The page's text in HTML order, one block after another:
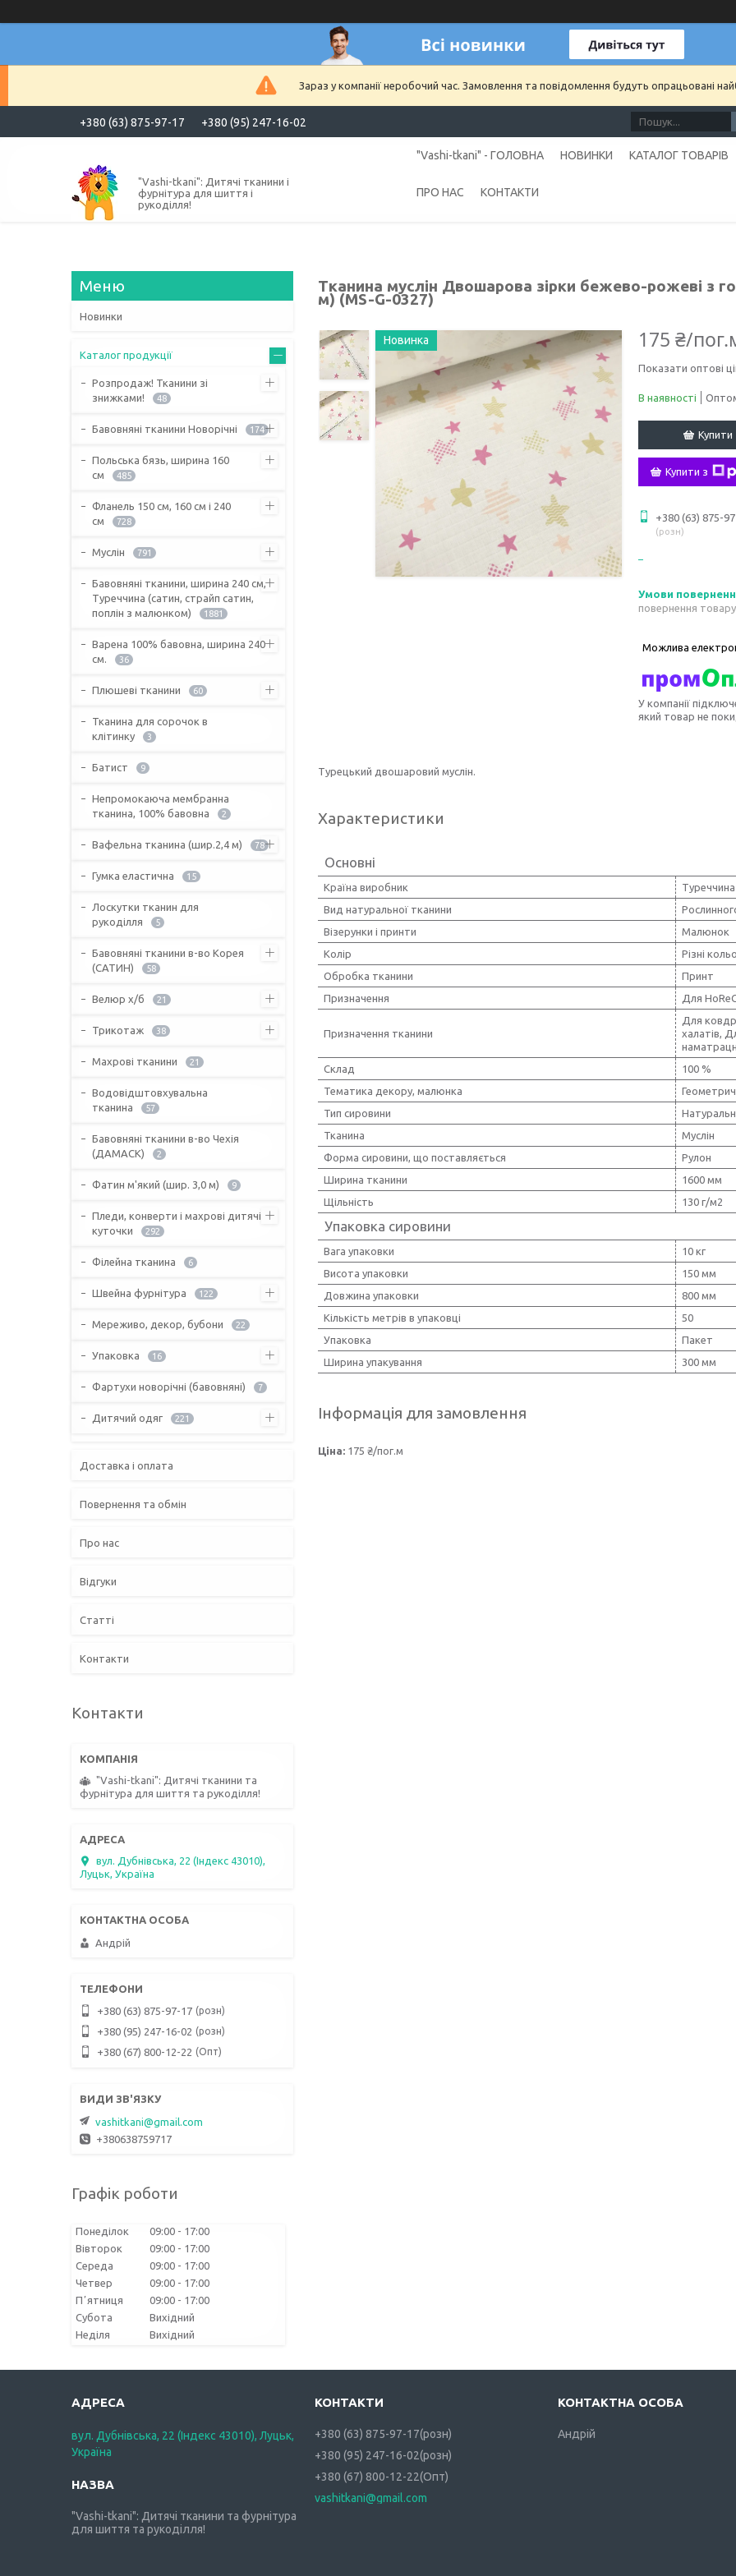
Зараз у компанії неробочий час. Замовлення та повідомлення будуть опрацьовані
+380 (63) 875-97-17 +380 (95) 247-16-02
"Vashi-tkani": Дитячі тканини і
фурнітура для шиття і
рукоділля!
"Vashi-tkani" - ГОЛОВНА НОВИНКИ КАТАЛОГ ТОВАРІВ
ПРО НАС КОНТАКТИ
Тканина муслін Двошарова зірки бежево-рожеві з
м) (MS-G-0327)
Новинка 175 ₴/
Показати оптові
В наявності
Купити
Купити з
+380 (63) 875-
розн
повернення
У компанії
який товар не
Турецький двошаровий муслін.
Характеристики
Основні
Країна виробник
Туреччина
Вид натуральної тканини
Візерунки і принти
Малюнок
Колір
Різні
Обробка тканини
Принт
Призначення
Для
Призначення тканини
Для
халатів,
Склад
100 %
Тематика декору, малюнка
Тип сировини
Тканина
Муслін
Форма сировини, що поставляється
Рулон
Ширина тканини
1600 мм
Щільність
130 г/м2
Упаковка сировини
Вага упаковки
10 кг
Висота упаковки
150 мм
Довжина упаковки
800 мм
Кількість метрів в упаковці
50
Упаковка
Пакет
Ширина упакування
300 мм
Інформація для замовлення
Ціна: 175 ₴/пог.м
Новинки
Каталог продукції
Розпродаж! Тканини зі
знижками!
48
Бавовняні тканини Новорічні 174
Польська бязь, ширина 160
см
485
Фланель 150 см, 160 см і 240
см
728
Муслін 791
Бавовняні тканини, ширина 240 см,
Туреччина (сатин, страйп сатин,
поплін з малюнком)
1881
Варена 100% бавовна, ширина 240
см.
36
Плюшеві тканини 60
Тканина для сорочок в
клітинку
3
Батист 9
Непромокаюча мембранна
тканина, 100% бавовна
2
Вафельна тканина (шир.2,4 м) 78
Гумка еластична 15
Лоскутки тканин для
рукоділля
5
Бавовняні тканини в-во Корея
(САТИН)
58
Велюр х/б 21
Трикотаж 38
Махрові тканини 21
Водовідштовхувальна
тканина
57
Бавовняні тканини в-во Чехія
(ДАМАСК)
2
Фатин м'який (шир. 3,0 м) 9
Пледи, конверти і махрові дитячі
куточки
292
Філейна тканина 6
Швейна фурнітура 122
Мереживо, декор, бубони 22
Упаковка 16
Фартухи новорічні (бавовняні) 7
Дитячий одяг 221
Доставка і оплата
Повернення та обмін
Про нас
Відгуки
Статті
Контакти
Контакти
"Vashi-tkani": Дитячі тканини та
фурнітура для шиття та рукоділля!
вул. Дубнівська, 22 (Індекс 43010),
Луцьк, Україна
Андрій
+380 (63) 875-97-17 розн
+380 (95) 247-16-02 розн
+380 (67) 800-12-22 Опт
vashitkani@gmail.com
+380638759717
Графік роботи
Понеділок 09:00
17:00
Вівторок
09:00
17:00
Середа
09:00
17:00
Четвер
09:00
17:00
Пʼятниця
09:00
17:00
Субота
Вихідний
Неділя
Вихідний
вул. Дубнівська, 22 (Індекс 43010), Луцьк,
Україна
"Vashi-tkani": Дитячі тканини та фурнітура
для шиття та рукоділля!
+380 (63) 875-97-17 розн
+380 (95) 247-16-02 розн
+380 (67) 800-12-22 Опт
vashitkani@gmail.com
Андрій